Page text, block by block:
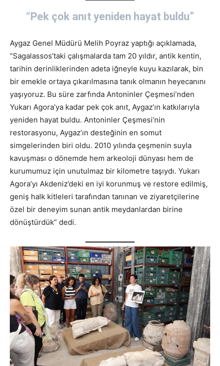
“Pek çok anıt yeniden hayat buldu”
Aygaz Genel Müdürü Melih Poyraz yaptığı açıklamada,
“Sagalassos’taki çalışmalarda tam 20 yıldır, antik kentin,
tarihin derinliklerinden adeta iğneyle kuyu kazılarak, bin
bir emekle ortaya çıkarılmasına tanık olmanın heyecanını
yaşıyoruz. Bu süre zarfında Antoninler Çeşmesi’nden
Yukarı Agora’ya kadar pek çok anıt, Aygaz’ın katkılarıyla
yeniden hayat buldu. Antoninler Çeşmesi’nin
restorasyonu, Aygaz’ın desteğinin en somut
simgelerinden biri oldu. 2010 yılında çeşmenin suyla
kavuşması o dönemde hem arkeoloji dünyası hem de
kurumumuz için unutulmaz bir kilometre taşıydı. Yukarı
Agora’yı Akdeniz’deki en iyi korunmuş ve restore edilmiş,
geniş halk kitleleri tarafından tanınan ve ziyaretçilerine
özel bir deneyim sunan antik meydanlardan birine
dönüştürdük” dedi.